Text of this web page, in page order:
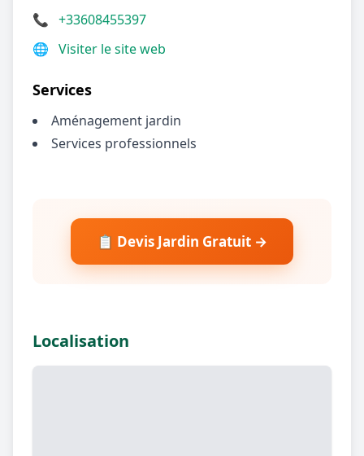
📞 +33608455397
🌐 Visiter le site web
Services
Aménagement jardin
Services professionnels
📋 Devis Jardin Gratuit →
Localisation